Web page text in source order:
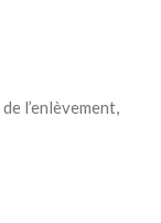
l’enlèvement,